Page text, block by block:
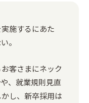
施するにあた
。
客さまにネック
、就業規則見直
し、新卒採用は